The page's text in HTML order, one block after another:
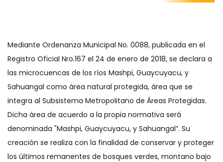
Mediante Ordenanza Municipal No. 0088, publicada en el
Registro Oficial Nro.167 el 24 de enero de 2018, se declara a
las microcuencas de los ríos Mashpi, Guaycuyacu, y
Sahuangal como área natural protegida, área que se
integra al Subsistema Metropolitano de Áreas Protegidas.
Dicha área de acuerdo a la propia normativa será
denominada "Mashpi, Guaycuyacu, y Sahuangal”. Su
creación se realiza con la finalidad de conservar y proteger
los últimos remanentes de bosques verdes, montano bajo